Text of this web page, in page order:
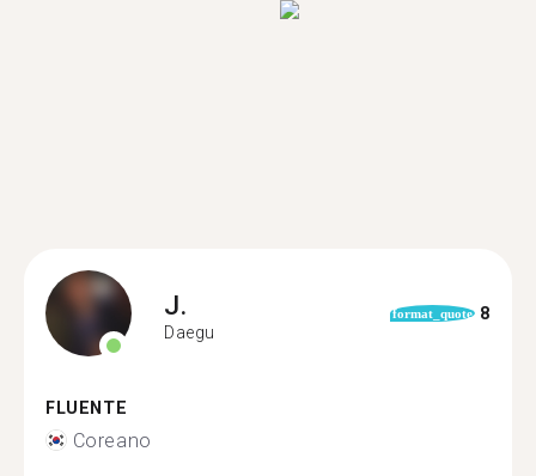
J.
Daegu
format_quote 8
FLUENTE
Coreano